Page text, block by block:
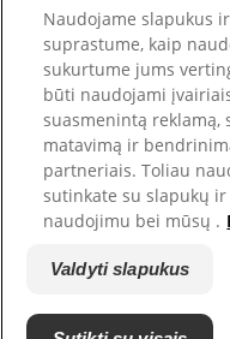
Hill's Pet
Pagalba
Susisiekite su mumis
Dažnai užduodami
Teisinė ir privatumo
Naudojame slapukus
suprastume, kaip
sukurtume jums
būti naudojami
suasmenintą reklamą,
matavimą ir
partneriais. Toliau
sutinkate su slapukų
naudojimu bei mūsų .
Valdyti slapukus